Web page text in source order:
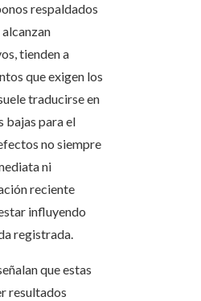
respaldados
tienden a
que exigen los
traducirse en
bajas para el
no siempre
ni
reciente
influyendo
registrada.
que estas
resultados